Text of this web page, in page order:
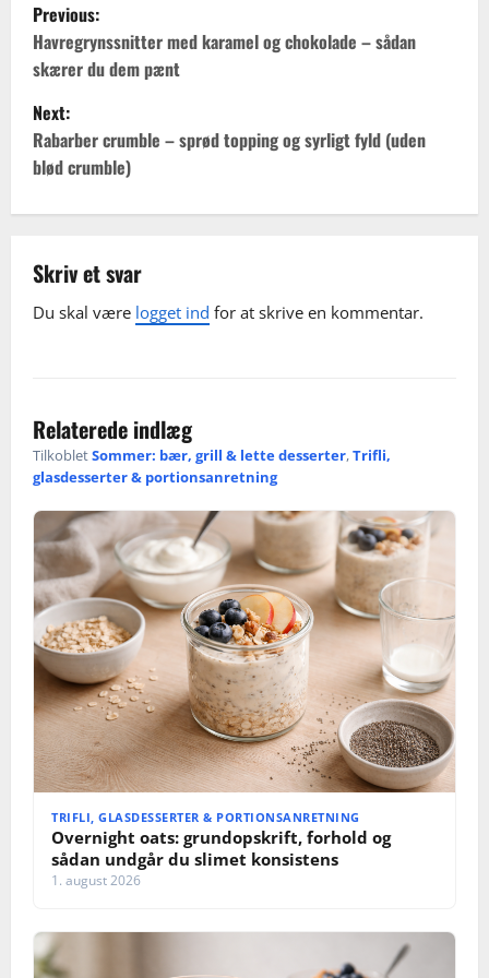
eller knuste havre- eller kokoskager i stedet. Tjek at
købte makroner er uden æg, eller brug ristede nødder
og granola som alternativ.
tynd. Kog så kompotten lidt længere for at få væsken
reduceret, og smag til med ekstra sukker eller
citronskal hvis syrligheden ændrer sig.
o
s
t
n
v
i
a
t
i
o
n
Previous:
Havregrynssnitter med karamel og chokolade – sådan
skærer du dem pænt
Next:
Rabarber crumble – sprød topping og syrligt fyld (uden
blød crumble)
Skriv et svar
Du skal være logget ind for at skrive en kommentar.
Relaterede indlæg
TilkobletSommer: bær, grill & lette desserter,Trifli,
glasdesserter & portionsanretning
TRIFLI, GLASDESSERTER & PORTIONSANRETNING
Overnight oats: grundopskrift, forhold og
sådan undgår du slimet konsistens
1. august 2026